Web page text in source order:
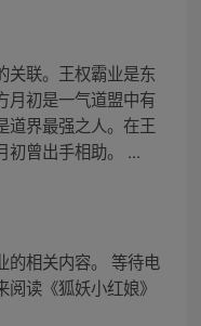
关联。王权霸业是东
月初是一气道盟中有
道界最强之人。在王
初曾出手相助。 ...
的相关内容。 等待电
读《狐妖小红娘》